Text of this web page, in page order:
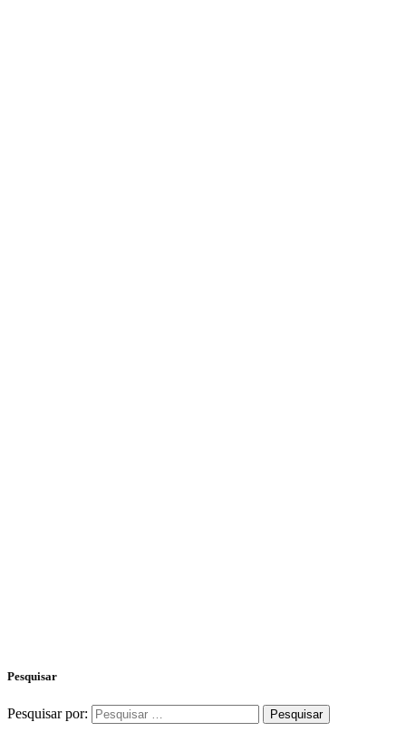
Pesquisar
Pesquisar por: